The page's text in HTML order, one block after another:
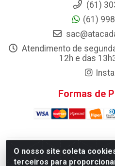
O nosso site coleta
terceiros para
(61)
(61)
Atendimento de
12h e das
Formas de
Atacadao da Limpeza F.
Distribuicao LTDA - Quadra